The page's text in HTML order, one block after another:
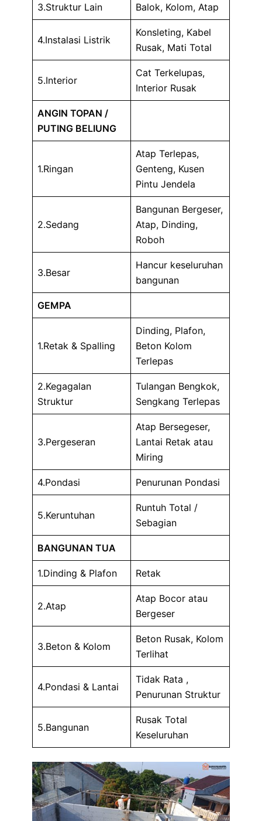
3.Struktur Lain Balok, Kolom, Atap
4.Instalasi Listrik
Konsleting, Kabel
Rusak, Mati Total
5.Interior
Cat Terkelupas,
Interior Rusak
ANGIN TOPAN /
PUTING BELIUNG
1.Ringan
Atap Terlepas,
Genteng, Kusen
Pintu Jendela
2.Sedang
Bangunan Bergeser,
Atap, Dinding,
Roboh
3.Besar
Hancur keseluruhan
bangunan
GEMPA
1.Retak & Spalling
Dinding, Plafon,
Beton Kolom
Terlepas
2.Kegagalan
Struktur
Tulangan Bengkok,
Sengkang Terlepas
3.Pergeseran
Atap Bersegeser,
Lantai Retak atau
Miring
4.Pondasi Penurunan Pondasi
5.Keruntuhan
Runtuh Total /
Sebagian
BANGUNAN TUA
1.Dinding & Plafon Retak
2.Atap
Atap Bocor atau
Bergeser
3.Beton & Kolom
Beton Rusak, Kolom
Terlihat
4.Pondasi & Lantai
Tidak Rata ,
Penurunan Struktur
5.Bangunan
Rusak Total
Keseluruhan